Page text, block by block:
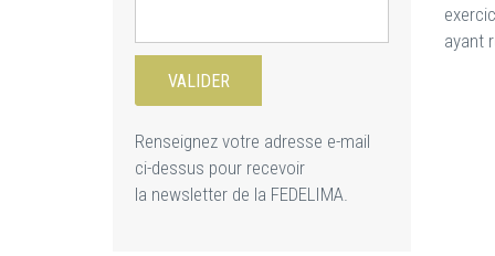
Renseignez votre adresse e-mail
ci-dessus pour recevoir
la newsletter de la FEDELIMA.
ayant